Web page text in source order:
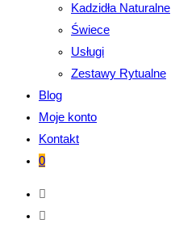
Kadzidła Naturalne
Świece
Usługi
Zestawy Rytualne
Blog
Moje konto
Kontakt
0